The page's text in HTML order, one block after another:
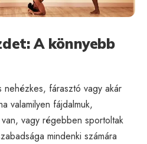
A könnyebb
fárasztó vagy akár
valamilyen fájdalmuk,
vagy régebben sportoltak
mindenki számára